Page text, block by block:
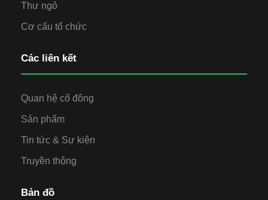
Thư ngỏ
Cơ cấu tổ chức
Các liên kết
Quan hệ cổ đông
Sản phẩm
Tin tức & Sự kiện
Truyền thông
Bản đồ